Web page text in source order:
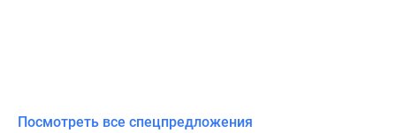
Посмотреть все спецпредложения